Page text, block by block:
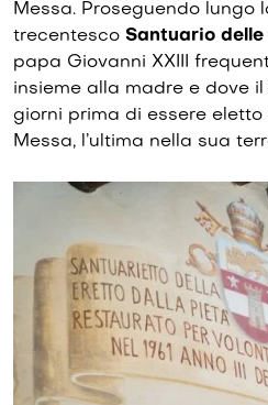
Messa. Proseguendo lungo
trecentesco Santuario delle
papa Giovanni XXIII
insieme alla madre e dove
giorni prima di essere
Messa, l’ultima nella sua